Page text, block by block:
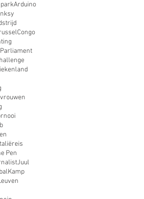
Arduino
Congo
Pen
Juul
Kamp